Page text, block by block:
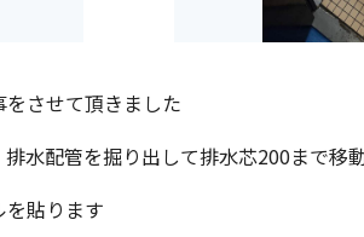
させて頂きました
水配管を掘り出して排水芯200まで移動
貼ります